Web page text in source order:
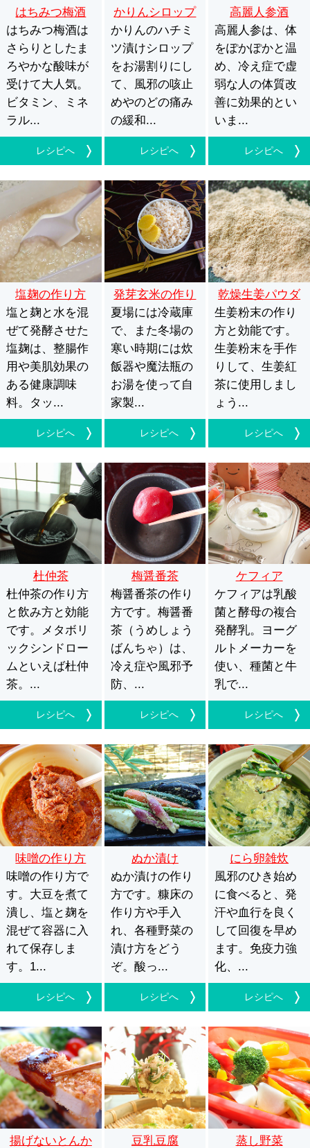
はちみつ梅酒
はちみつ梅酒は
さらりとしたま
ろやかな酸味が
受けて大人気。
ビタミン、ミネ
ラル...
レシピへ
かりんシロップ
かりんのハチミ
ツ漬けシロップ
をお湯割りにし
て、風邪の咳止
めやのどの痛み
の緩和...
レシピへ
高麗人参酒
高麗人参は、体
をぽかぽかと温
め、冷え症で虚
弱な人の体質改
善に効果的とい
いま...
レシピへ
塩麹の作り方
塩と麹と水を混
ぜて発酵させた
塩麹は、整腸作
用や美肌効果の
ある健康調味
料。タッ...
レシピへ
発芽玄米の作り
方
夏場には冷蔵庫
で、また冬場の
寒い時期には炊
飯器や魔法瓶の
お湯を使って自
家製...
レシピへ
乾燥生姜パウダ
ー
生姜粉末の作り
方と効能です。
生姜粉末を手作
りして、生姜紅
茶に使用しまし
ょう...
レシピへ
杜仲茶
杜仲茶の作り方
と飲み方と効能
です。メタボリ
ックシンドロー
ムといえば杜仲
茶。...
レシピへ
梅醤番茶
梅醤番茶の作り
方です。梅醤番
茶（うめしょう
ばんちゃ）は、
冷え症や風邪予
防、...
レシピへ
ケフィア
ケフィアは乳酸
菌と酵母の複合
発酵乳。ヨーグ
ルトメーカーを
使い、種菌と牛
乳で...
レシピへ
味噌の作り方
味噌の作り方で
す。大豆を煮て
潰し、塩と麹を
混ぜて容器に入
れて保存しま
す。1...
レシピへ
ぬか漬け
ぬか漬けの作り
方です。糠床の
作り方や手入
れ、各種野菜の
漬け方をどう
ぞ。酸っ...
レシピへ
にら卵雑炊
風邪のひき始め
に食べると、発
汗や血行を良く
して回復を早め
ます。免疫力強
化、...
レシピへ
揚げないとんか
豆乳豆腐
蒸し野菜